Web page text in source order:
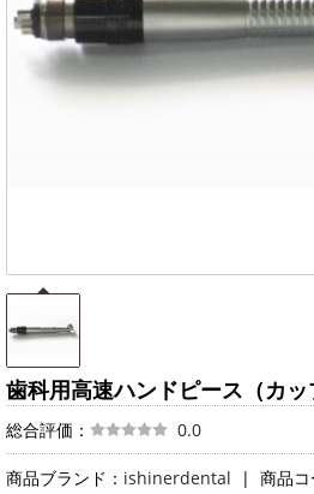
歯科用高速ハンドピース（カッ
総合評価： 0.0
商品ブランド： ishinerdental | 商品